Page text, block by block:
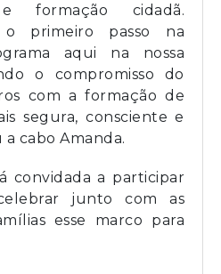
e formação cidadã.
o primeiro passo na
aqui na nossa
o compromisso do
com a formação de
segura, consciente e
a cabo Amanda.
convidada a participar
junto com as
esse marco para